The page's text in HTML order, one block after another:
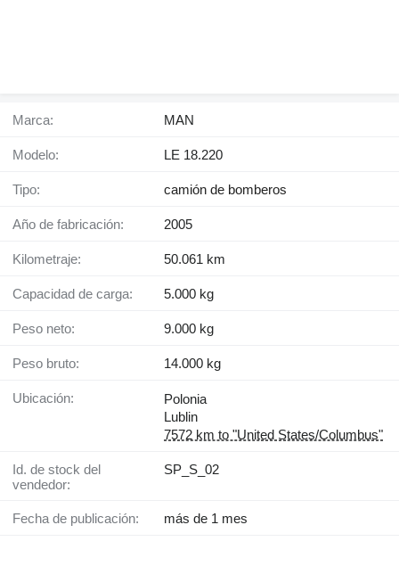
Marca: MAN
Modelo: LE 18.220
Tipo: camión de bomberos
Año de fabricación: 2005
Kilometraje: 50.061 km
Capacidad de carga: 5.000 kg
Peso neto: 9.000 kg
Peso bruto: 14.000 kg
Ubicación:
Polonia
Lublin
7572 km to "United States/Columbus"
Id. de stock del
vendedor:
SP_S_02
Fecha de publicación: más de 1 mes